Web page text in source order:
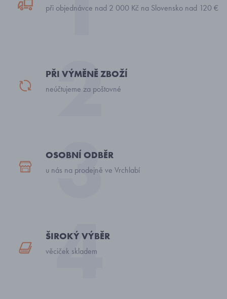
při objednávce nad 2 000 Kč na Slovensko nad 120 €
PŘI VÝMĚNĚ ZBOŽÍ
neúčtujeme za poštovné
OSOBNÍ ODBĚR
u nás na prodejně ve Vrchlabí
ŠIROKÝ VÝBĚR
věciček skladem